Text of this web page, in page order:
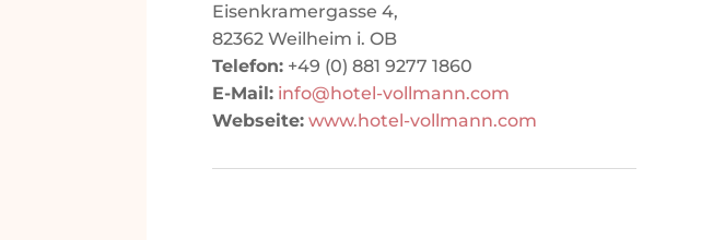
Eisenkramergasse 4,
82362 Weilheim i. OB
Telefon: +49 (0) 881 9277 1860
E-Mail: info@hotel-vollmann.com
Webseite: www.hotel-vollmann.com